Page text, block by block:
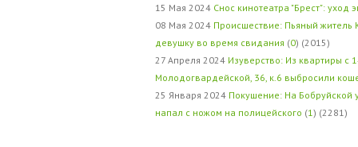
15 Мая 2024 Снос кинотеатра "Брест": уход
08 Мая 2024 Происшествие: Пьяный житель
девушку во время свидания (0) (2015)
27 Апреля 2024 Изуверство: Из квартиры с
Молодогвардейской, 36, к.6 выбросили
25 Января 2024 Покушение: На Бобруйской
напал с ножом на полицейского (1 ) (2281)